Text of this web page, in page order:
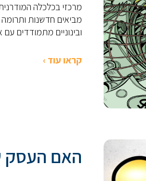
מרכזי בכלכלה
מביאים חדשנות
ובינוניים מתמודדים
קראו עוד ›
האם העסק